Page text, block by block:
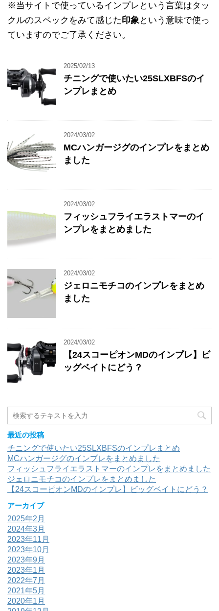
※当サイトで使っているインプレという言葉はタッ
クルのスペックをみて感じた印象という意味で使っ
ていますのでご了承ください。
2025/02/13
チニングで使いたい25SLXBFSのイ
ンプレまとめ
2024/03/02
MCハンガージグのインプレをまとめ
ました
2024/03/02
フィッシュフライエラストマーのイ
ンプレをまとめました
2024/03/02
ジェロニモチコのインプレをまとめ
ました
2024/03/02
【24スコーピオンMDのインプレ】ビ
ッグベイトにどう？
最近の投稿
チニングで使いたい25SLXBFSのインプレまとめ
MCハンガージグのインプレをまとめました
フィッシュフライエラストマーのインプレをまとめました
ジェロニモチコのインプレをまとめました
【24スコーピオンMDのインプレ】ビッグベイトにどう？
アーカイブ
2025年2月
2024年3月
2023年11月
2023年10月
2023年9月
2023年1月
2022年7月
2021年5月
2020年1月